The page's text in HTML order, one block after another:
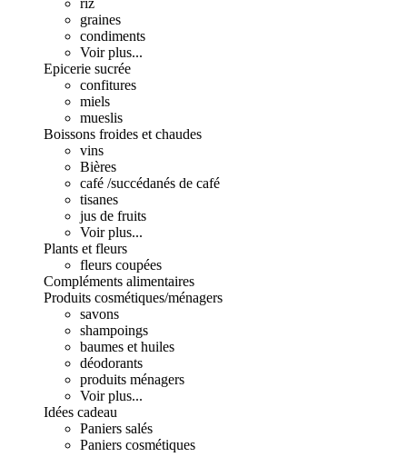
riz
graines
condiments
Voir plus...
Epicerie sucrée
confitures
miels
mueslis
Boissons froides et chaudes
vins
Bières
café /succédanés de café
tisanes
jus de fruits
Voir plus...
Plants et fleurs
fleurs coupées
Compléments alimentaires
Produits cosmétiques/ménagers
savons
shampoings
baumes et huiles
déodorants
produits ménagers
Voir plus...
Idées cadeau
Paniers salés
Paniers cosmétiques